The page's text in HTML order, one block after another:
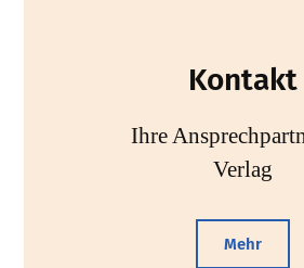
Kontakt
Ihre
Verlag
Mehr